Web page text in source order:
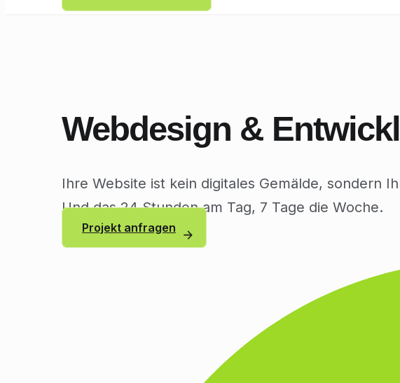
Webdesign &
Ihre Website ist kein digitales Gemälde, sondern
Und das 24 Stunden am Tag, 7 Tage die Woche.
Projekt anfragen